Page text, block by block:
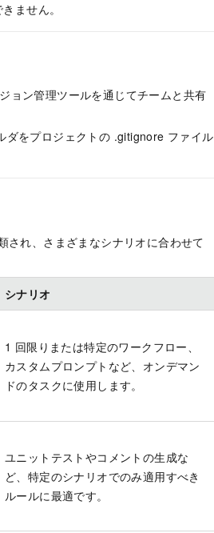
ません。
ョン管理ツールを通じてチームと共有
ダをプロジェクトの .gitignore ファイル
され、さまざまなシナリオに合わせて
シナリオ
1 回限りまたは特定のワークフロー、
カスタムプロンプトなど、オンデマン
ドのタスクに使用します。
ユニットテストやコメントの生成な
ど、特定のシナリオでのみ適用すべき
ルールに最適です。